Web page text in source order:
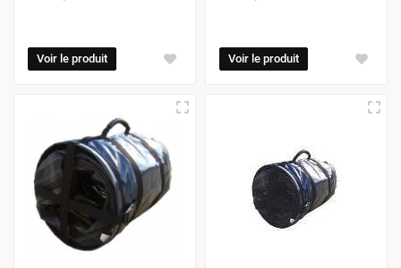
Voir le produit Voir le produit